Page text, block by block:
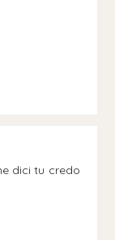
dici tu credo